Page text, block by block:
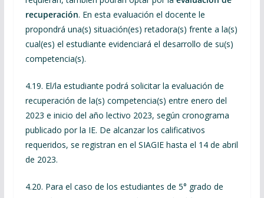
recuperación. En esta evaluación el docente le
propondrá una(s) situación(es) retadora(s) frente a la(s)
cual(es) el estudiante evidenciará el desarrollo de su(s)
competencia(s).
4.19. El/la estudiante podrá solicitar la evaluación de
recuperación de la(s) competencia(s) entre enero del
2023 e inicio del año lectivo 2023, según cronograma
publicado por la IE. De alcanzar los calificativos
requeridos, se registran en el SIAGIE hasta el 14 de abril
de 2023.
4.20. Para el caso de los estudiantes de 5° grado de